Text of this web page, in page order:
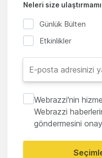
Neleri size
Günlük Bülten
Etkinlikler
Webrazzi'nin
Webrazzi
göndermesini